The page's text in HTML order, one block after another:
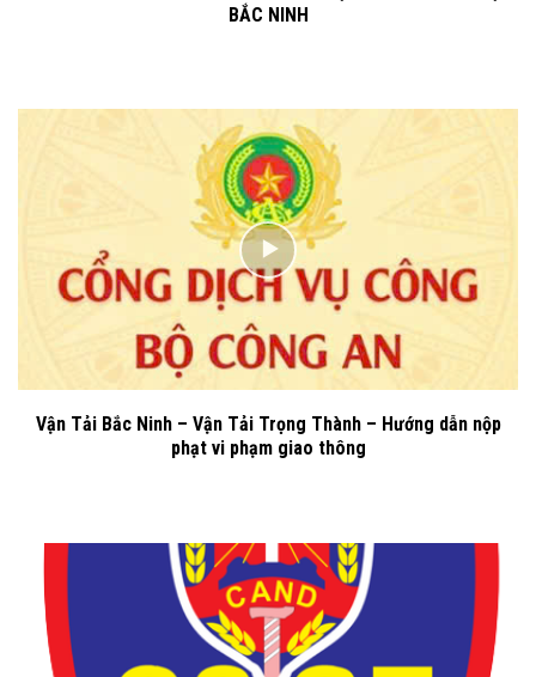
BẮC NINH
Vận Tải Bắc Ninh – Vận Tải Trọng Thành – Hướng dẫn nộp
phạt vi phạm giao thông